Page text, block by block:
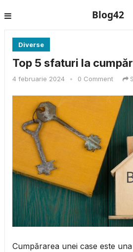
Blog42
Diverse
Top 5 sfaturi la
4 februarie 2024 • 0 Comment
Cumpărarea unei case este